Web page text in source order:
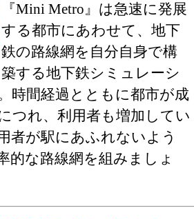
『Mini Metro』は急速に発展
する都市にあわせて、地下
鉄の路線網を自分自身で構
築する地下鉄シミュレーシ
時間経過とともに都市が成
つれ、利用者も増加してい
者が駅にあふれないよう
的な路線網を組みましょ